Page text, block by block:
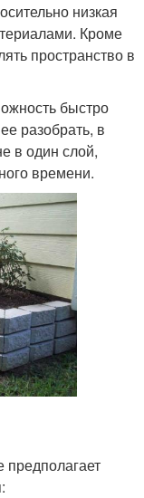
низкая
Кроме
пространство в
быстро
разобрать, в
в один слой,
времени.
предполагает